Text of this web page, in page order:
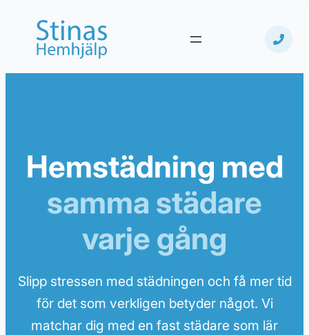
innehåll
Hemstädning med
samma städare
varje gång
Slipp stressen med städningen och få mer tid
för det som verkligen betyder något. Vi
matchar dig med en fast städare som lär